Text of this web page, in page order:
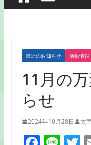
最近のお知らせ 活動情報
11月の
らせ
2024年10月28日 太